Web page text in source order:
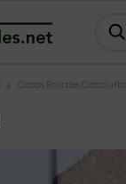
Casas Rurales Cataluña